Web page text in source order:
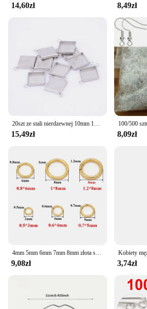
14,60zł 8,49zł
20szt ze stali nierdzewnej 10mm 15mm kwadratowy Cabochon złącze baza ustawienie Blanks Diy ramki na kolczyki bransoletki tworzenia biżuterii
15,49zł 8,09zł
4mm 5mm 6mm 7mm 8mm złota stal nierdzewna Jump pierścienie otwarte podział pierścień złącza dla DIY elementy do wyrobu biżuterii hurtowych przedmiotów
9,08zł 3,74zł